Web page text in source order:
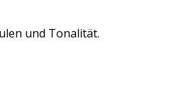
und Tonalität.